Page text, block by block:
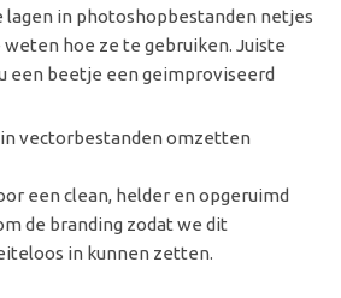
lagen in photoshopbestanden netjes
hoe ze te gebruiken. Juiste
een beetje een geimproviseerd
in vectorbestanden omzetten
een clean, helder en opgeruimd
de branding zodat we dit
in kunnen zetten.